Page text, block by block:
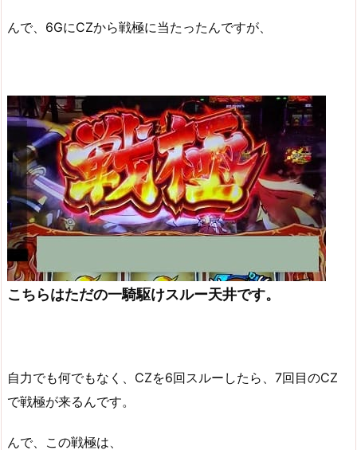
んで、6GにCZから戦極に当たったんですが、
こちらはただの一騎駆けスルー天井です。
自力でも何でもなく、CZを6回スルーしたら、7回目のCZ
で戦極が来るんです。
んで、この戦極は、